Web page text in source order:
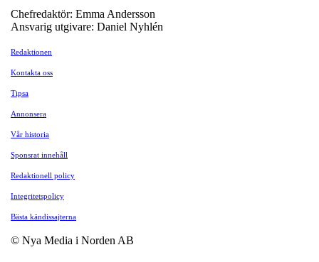
Chefredaktör: Emma Andersson
Ansvarig utgivare: Daniel Nyhlén
Redaktionen
Kontakta oss
Tipsa
Annonsera
Vår historia
Sponsrat innehåll
Redaktionell policy
Integritetspolicy
Bästa kändissajterna
© Nya Media i Norden AB